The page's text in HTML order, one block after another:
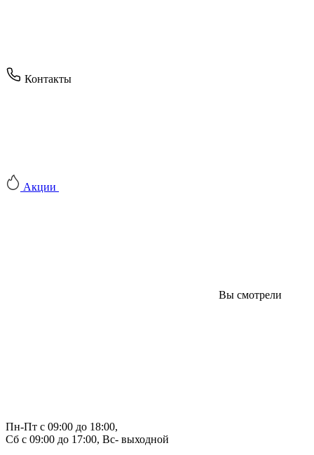
Контакты
Акции
Вы смотрели
Пн-Пт с 09:00 до 18:00,
Сб с 09:00 до 17:00, Вс- выходной